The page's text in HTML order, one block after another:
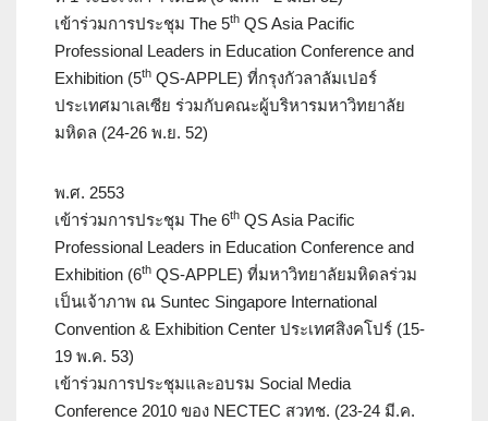
เข้าร่วมการประชุม The 5th QS Asia Pacific
Professional Leaders in Education Conference and
Exhibition (5th QS-APPLE) ที่กรุงกัวลาลัมเปอร์
ประเทศมาเลเซีย ร่วมกับคณะผู้บริหารมหาวิทยาลัย
มหิดล (24-26 พ.ย. 52)
พ.ศ. 2553
เข้าร่วมการประชุม The 6th QS Asia Pacific
Professional Leaders in Education Conference and
Exhibition (6th QS-APPLE) ที่มหาวิทยาลัยมหิดลร่วม
เป็นเจ้าภาพ ณ Suntec Singapore International
Convention & Exhibition Center ประเทศสิงคโปร์ (15-
19 พ.ค. 53)
เข้าร่วมการประชุมและอบรม Social Media
Conference 2010 ของ NECTEC สวทช. (23-24 มี.ค.